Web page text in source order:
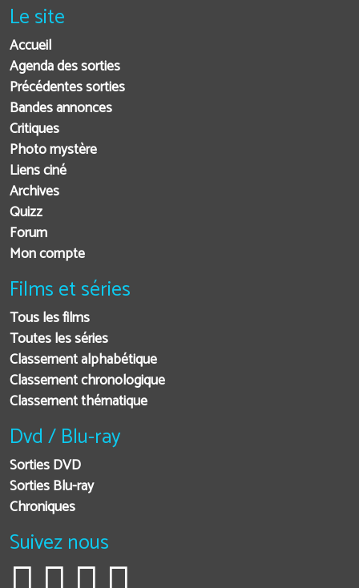
Le site
Accueil
Agenda des sorties
Précédentes sorties
Bandes annonces
Critiques
Photo mystère
Liens ciné
Archives
Quizz
Forum
Mon compte
Films et séries
Tous les films
Toutes les séries
Classement alphabétique
Classement chronologique
Classement thématique
Dvd / Blu-ray
Sorties DVD
Sorties Blu-ray
Chroniques
Suivez nous